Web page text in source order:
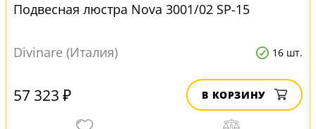
Подвесная люстра Nova 3001/02 SP-15
Divinare (Италия) 16 шт.
57 323 ₽ В КОРЗИНУ